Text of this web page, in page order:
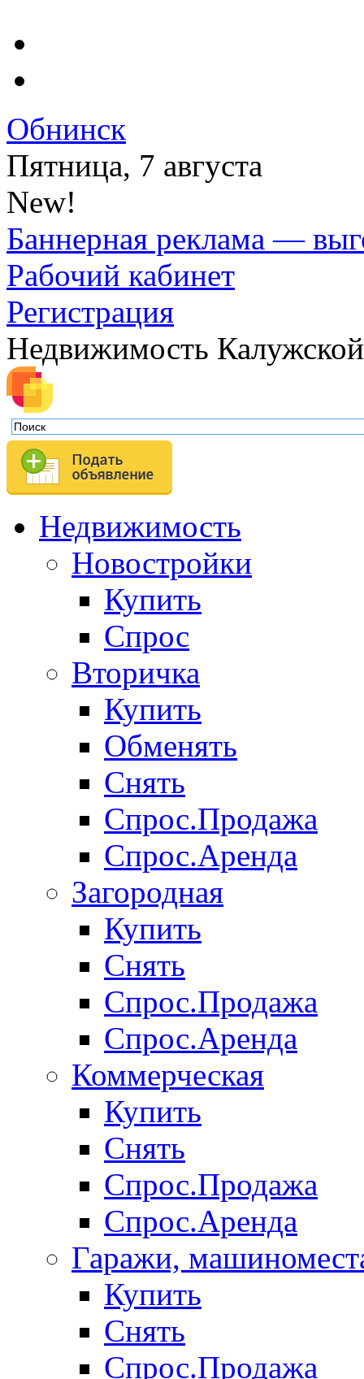
Обнинск
Пятница, 7 августа
New!
Баннерная реклама —
Рабочий кабинет
Регистрация
Недвижимость
Недвижимость
Новостройки
Купить
Спрос
Вторичка
Купить
Обменять
Снять
Спрос.Продажа
Спрос.Аренда
Загородная
Купить
Снять
Спрос.Продажа
Спрос.Аренда
Коммерческая
Купить
Снять
Спрос.Продажа
Спрос.Аренда
Гаражи,
Купить
Снять
Спрос.Продажа